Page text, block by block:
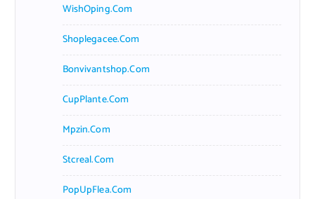
WishOping.com
Shoplegacee.com
Bonvivantshop.com
CupPlante.com
Mpzin.com
Stcreal.com
PopUpFlea.com